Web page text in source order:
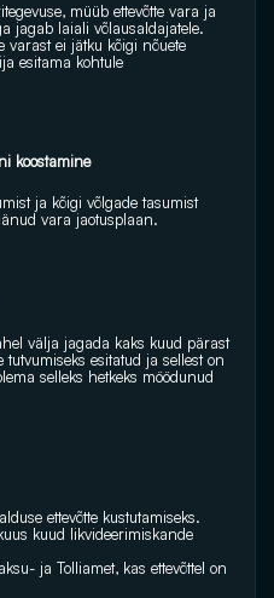
müüb ettevõtte vara ja
jagab laiali võlausaldajatele.
varast ei jätku kõigi nõuete
esitama kohtule
koostamine
ja kõigi võlgade tasumist
vara jaotusplaan.
välja jagada kaks kuud pärast
esitatud ja sellest on
selleks hetkeks möödunud
ettevõtte kustutamiseks.
kuud likvideerimiskande
ja Tolliamet, kas ettevõttel on